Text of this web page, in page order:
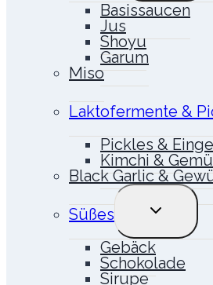
Basissaucen
Jus
Shoyu
Garum
Miso
Laktofermente &
Pickles &
Kimchi &
Black Garlic &
Süßes
Gebäck
Schokolade
Sirupe